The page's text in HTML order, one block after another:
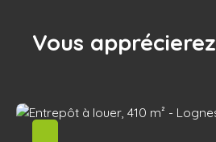
Vous apprécierez